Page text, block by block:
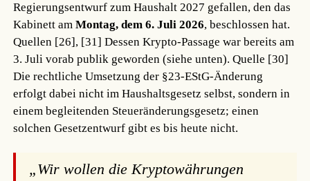
Regierungsentwurf zum Haushalt 2027 gefallen, den das
Kabinett amMontag, dem 6. Juli 2026, beschlossen hat.
Quellen [26], [31] Dessen Krypto-Passage war bereits am
3. Juli vorab publik geworden (siehe unten).Quelle [30]
Die rechtliche Umsetzung der §23-EStG-Änderung
erfolgt dabei nicht im Haushaltsgesetz selbst, sondern in
einem begleitenden Steueränderungsgesetz; einen
solchen Gesetzentwurf gibt es bis heute nicht.
„Wir wollen die Kryptowährungen